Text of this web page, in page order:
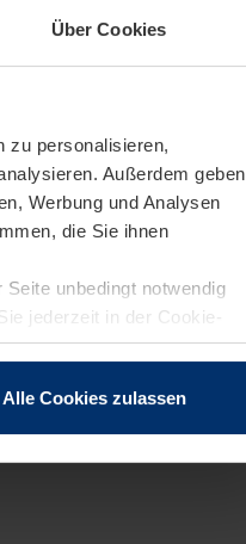
Über Cookies
zu personalisieren,
Außerdem geben
Werbung und Analysen
die Sie ihnen
unbedingt notwendig
jederzeit in der Cookie-
Alle Cookies zulassen